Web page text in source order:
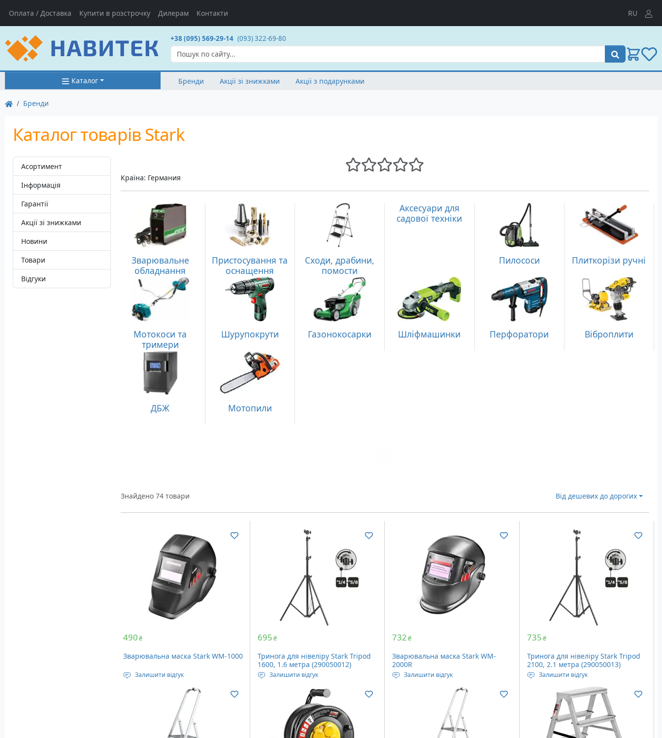
Оплата / Доставка Купити в розстрочку Дилерам Контакти RU
+38 (095) 569-29-14 (093) 322-69-80
Пошук
Каталог Бренди Акції зі знижками Акції з подарунками
Бренди
Каталог товарів Stark
Асортимент
Інформація
Гарантії
Акції зі знижками
Новини
Товари
Відгуки
Країна: Германия
Зварювальне
обладнання
Пристосування та
оснащення
Сходи, драбини,
помости
Аксесуари для
садової техніки
Пилососи Плиткорізи ручні
Мотокоси та
тримери
Шурупокрути Газонокосарки Шліфмашинки Перфоратори Віброплити
ДБЖ Мотопили
Знайдено 74 товари Від дешевих до дорогих
490₴
Зварювальна маска Stark WM-1000
Залишити відгук
Тип світлофільтру: хамелеон
Кількість датчиків дуги: 2 шт
695₴
Тринога для нівеліру Stark Tripod
1600, 1.6 метра (290050012)
Залишити відгук
Тринога для встановлення
нівеліра на висоту до 160 см.
732₴
Зварювальна маска Stark WM-
2000R
Залишити відгук
Тип світлофільтру: хамелеон
Кількість датчиків дуги: 2 шт
Захист від УФ та ІЧ променів: 16
Вага: 500 грам
735₴
Тринога для нівеліру Stark Tripod
2100, 2.1 метра (290050013)
Залишити відгук
Тринога для встановлення
нівеліра на висоту до 210 см.